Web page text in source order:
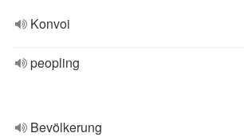
Konvoi
peopling
Bevölkerung